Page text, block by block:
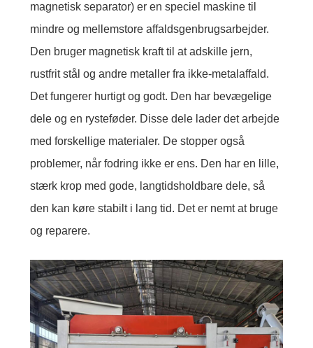
magnetisk separator) er en speciel maskine til
mindre og mellemstore affaldsgenbrugsarbejder.
Den bruger magnetisk kraft til at adskille jern,
rustfrit stål og andre metaller fra ikke-metalaffald.
Det fungerer hurtigt og godt. Den har bevægelige
dele og en rysteføder. Disse dele lader det arbejde
med forskellige materialer. De stopper også
problemer, når fodring ikke er ens. Den har en lille,
stærk krop med gode, langtidsholdbare dele, så
den kan køre stabilt i lang tid. Det er nemt at bruge
og reparere.